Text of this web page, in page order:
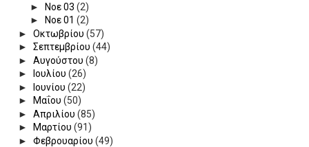
►
Νοε 03 (2)
►
Νοε 01 (2)
► Οκτωβρίου (57)
► Σεπτεμβρίου (44)
► Αυγούστου (8)
►
Ιουλίου (26)
►
Ιουνίου (22)
►
Μαΐου (50)
► Απριλίου (85)
►
Μαρτίου (91)
► Φεβρουαρίου (49)